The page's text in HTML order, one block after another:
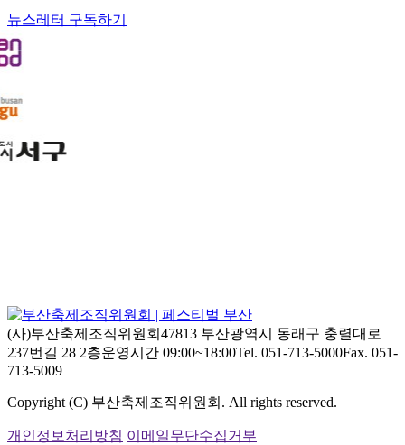
뉴스레터 구독하기
(사)부산축제조직위원회 47813 부산광역시 동래구 충렬대로
237번길 28 2층운영시간 09:00~18:00Tel. 051-713-5000Fax. 051-
713-5009
Copyright (C) 부산축제조직위원회. All rights reserved.
개인정보처리방침 이메일무단수집거부